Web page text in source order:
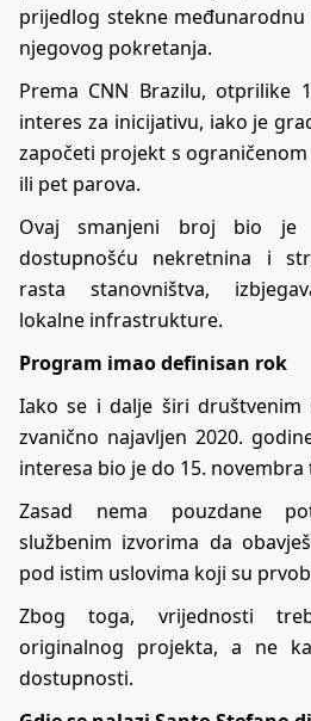
prijedlog stekne
njegovog pokretanja.
Prema CNN Brazilu, otprilike
interes za inicijativu, iako je
započeti projekt s
ili pet parova.
Ovaj smanjeni broj bio je
dostupnošću nekretnina i
rasta stanovništva,
lokalne infrastrukture.
Program imao definisan rok
Iako se i dalje širi društvenim
zvanično najavljen 2020.
interesa bio je do 15. novembra
Zasad nema pouzdane
službenim izvorima da
pod istim uslovima koji su
Zbog toga, vrijednosti
originalnog projekta, a ne
dostupnosti.